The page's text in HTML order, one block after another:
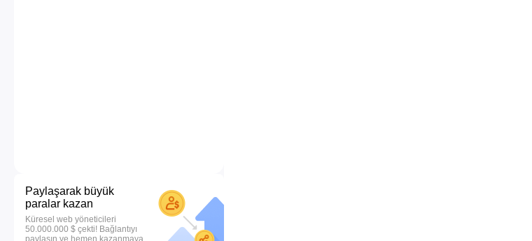
Paylaşarak büyük
paralar kazan
Küresel web yöneticileri
50.000.000 $ çekti! Bağlantıyı
paylaşın ve hemen kazanmaya